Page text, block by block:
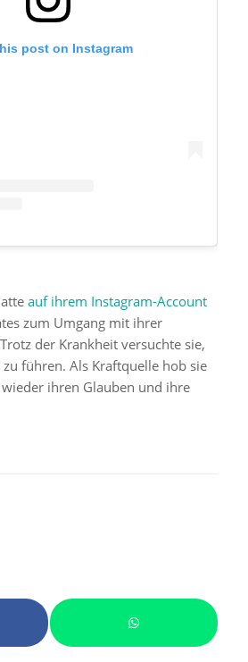
post on Instagram
auf ihrem Instagram-Account
zum Umgang mit ihrer
der Krankheit versuchte sie,
führen. Als Kraftquelle hob sie
ihren Glauben und ihre